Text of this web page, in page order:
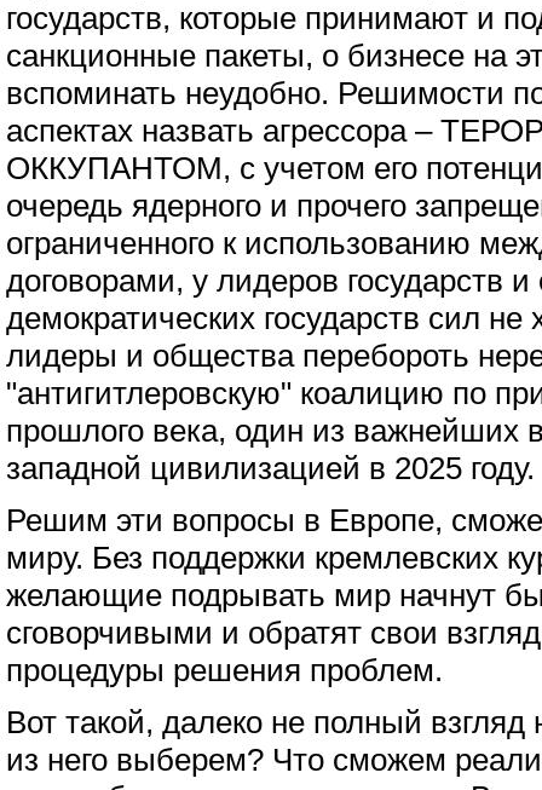
государств, которые принимают и
санкционные пакеты, о бизнесе на
вспоминать неудобно. Решимости
аспектах назвать агрессора –
ОККУПАНТОМ, с учетом его
очередь ядерного и прочего
ограниченного к использованию
договорами, у лидеров государств
демократических государств сил
лидеры и общества перебороть
"антигитлеровскую" коалицию по
прошлого века, один из важнейших
западной цивилизацией в 2025 году.
Решим эти вопросы в Европе,
миру. Без поддержки кремлевских
желающие подрывать мир начнут
сговорчивыми и обратят свои
процедуры решения проблем.
Вот такой, далеко не полный
из него выберем? Что сможем